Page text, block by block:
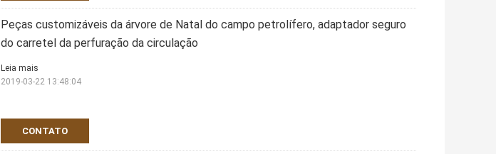
Peças customizáveis da árvore de Natal do campo petrolífero, adaptador seguro
do carretel da perfuração da circulação
CONTATO
Leia mais
2019-03-22 13:48:04